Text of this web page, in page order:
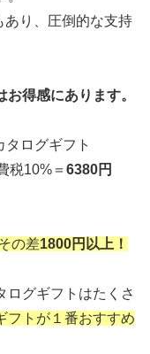
あり、圧倒的な支持
お得感にあります。
ログギフト
税10%＝ 6380円
の差1800円以上！
ログギフトはたくさ
フトが１番おすすめ